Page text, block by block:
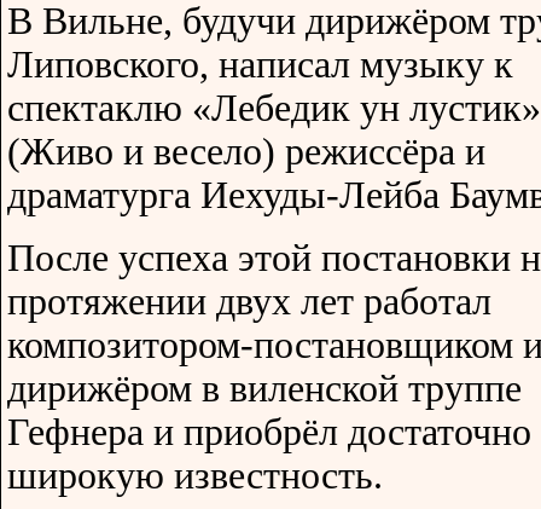
В Вильне, будучи дирижёром
Липовского, написал музыку к
спектаклю «Лебедик ун лустик»
(Живо и весело) режиссёра и
драматурга Иехуды-Лейба
После успеха этой постановки
протяжении двух лет работал
композитором-постановщиком
дирижёром в виленской труппе
Гефнера и приобрёл достаточно
широкую известность.